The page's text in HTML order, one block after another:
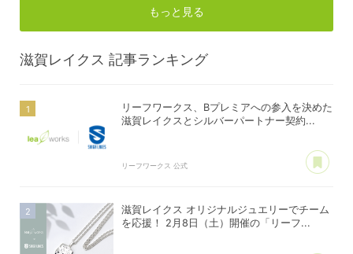
もっと見る
滋賀レイクス 記事ランキング
リーフワークス、Bプレミアへの参入を決めた
滋賀レイクスとシルバーパートナー契約...
リーフワークス 公式
滋賀レイクス オリジナルジュエリーでチーム
を応援！ 2月8日（土）開催の「リーフ...